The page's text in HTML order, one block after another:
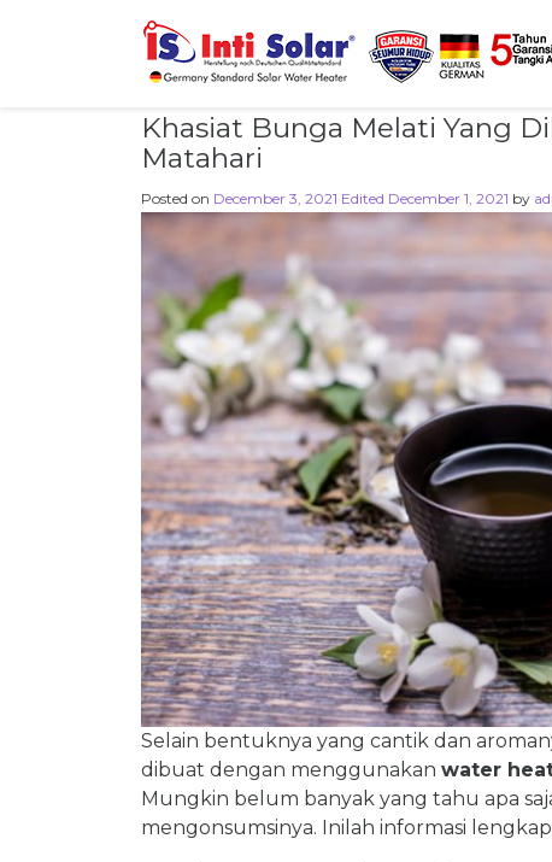
Khasiat Bunga Melati Yang
Matahari
Posted on December 3, 2021 Edited December 1, 2021 by
Selain bentuknya yang cantik dan
dibuat dengan menggunakan water
Mungkin belum banyak yang tahu apa
mengonsumsinya. Inilah informasi